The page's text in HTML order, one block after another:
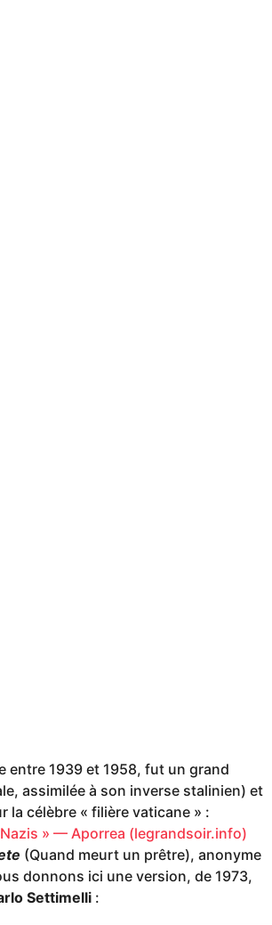
entre 1939 et 1958, fut un grand
assimilée à son inverse stalinien) et
la célèbre « filière vaticane » :
» — Aporrea (legrandsoir.info)
(Quand meurt un prêtre), anonyme
donnons ici une version, de 1973,
Settimelli :